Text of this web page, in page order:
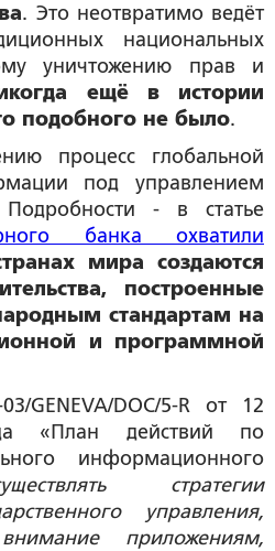
. Это неотвратимо ведёт
национальных
уничтожению прав и
ещё в истории
подобного не было.
процесс глобальной
под управлением
- в статье
банка охватили
мира создаются
построенные
стандартам на
и программной
GENEVA/DOC/5-R от 12
«План действий по
информационного
стратегии
управления,
приложениям,